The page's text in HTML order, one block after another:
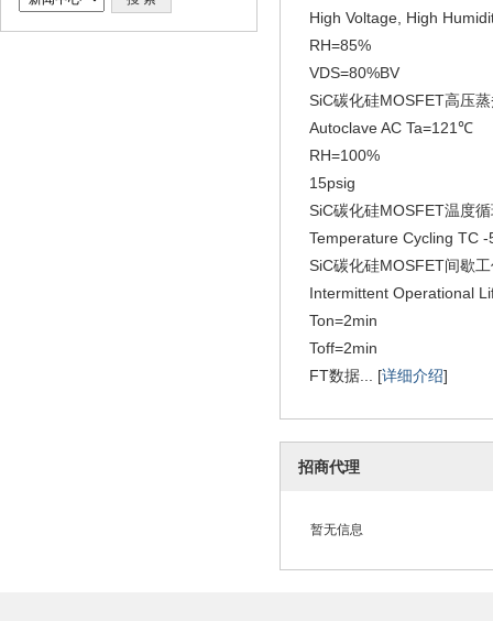
High Voltage, High
RH=85%
VDS=80%BV
SiC碳化硅MOSFET高压
Autoclave AC Ta=121℃
RH=100%
15psig
SiC碳化硅MOSFET温度
Temperature Cycling
SiC碳化硅MOSFET间歇
Intermittent Operational
Ton=2min
Toff=2min
FT数据... [详细介绍]
招商代理
暂无信息